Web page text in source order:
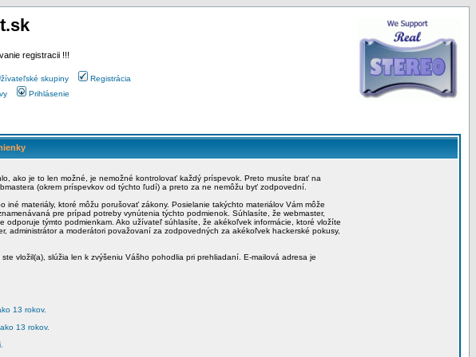
registracii !!!
skupiny
Registrácia
Prihlásenie
ako je to len možné, je nemožné kontrolovať každý príspevok. Preto musíte brať na
(okrem príspevkov od týchto ľudí) a preto za ne nemôžu byť zodpovední.
materiály, ktoré môžu porušovať zákony. Posielanie takýchto materiálov Vám môže
pre prípad potreby vynútenia týchto podmienok. Súhlasíte, že webmaster,
týmto podmienkam. Ako užívateľ súhlasíte, že akékoľvek informácie, ktoré vložíte
a moderátori považovaní za zodpovedných za akékoľvek hackerské pokusy,
vložil(a), slúžia len k zvýšeniu Vášho pohodlia pri prehliadaní. E-mailová adresa je
13 rokov.
ako 13 rokov.